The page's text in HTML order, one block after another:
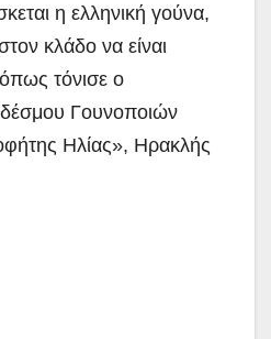
η ελληνική γούνα,
κλάδο να είναι
τόνισε ο
Γουνοποιών
Ηλίας», Ηρακλής